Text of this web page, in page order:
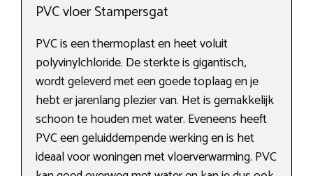
PVC vloer Stampersgat
PVC is een thermoplast en heet voluit
polyvinylchloride. De sterkte is gigantisch,
wordt geleverd met een goede toplaag en je
hebt er jarenlang plezier van. Het is gemakkelijk
schoon te houden met water. Eveneens heeft
PVC een geluiddempende werking en is het
ideaal voor woningen met vloerverwarming. PVC